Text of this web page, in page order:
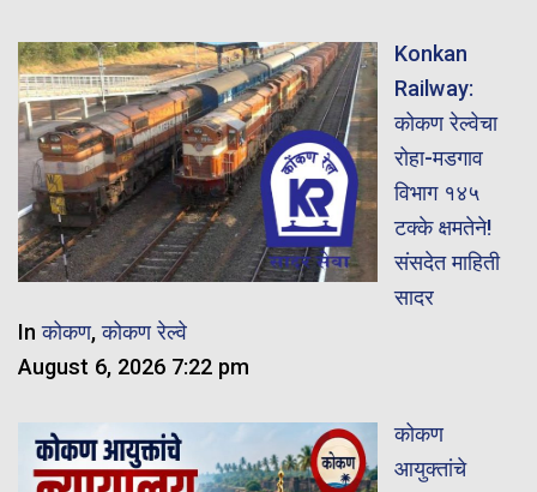
Konkan
Railway:
कोकण रेल्वेचा
रोहा-मडगाव
विभाग १४५
टक्के क्षमतेने!
संसदेत माहिती
सादर
Inकोकण,कोकण रेल्वे
August 6, 2026 7:22 pm
कोकण
आयुक्तांचे